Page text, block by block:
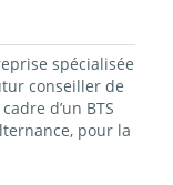
spécialisée
conseiller de
d’un BTS
pour la